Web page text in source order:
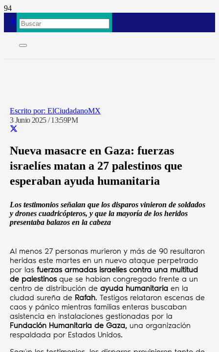
ElCiudadanoMX
3 Junio 2025 / 13:59PM
Nueva masacre en Gaza: fuerzas
israelíes matan a 27 palestinos que
esperaban ayuda humanitaria
Los testimonios señalan que los disparos vinieron de soldados
y drones cuadricópteros, y que la mayoría de los heridos
presentaba balazos en la cabeza
Al menos 27 personas murieron y más de 90 resultaron
heridas este martes en un nuevo ataque perpetrado
por las fuerzas armadas israelíes contra una multitud
de palestinosque se habían congregado frente a un
centro de distribución de ayuda humanitaria en la
ciudad sureña de Rafah. Testigos relataron escenas de
caos y pánico mientras familias enteras buscaban
asistencia en instalaciones gestionadas por la
Fundación Humanitaria de Gaza, una organización
respaldada por Estados Unidos.